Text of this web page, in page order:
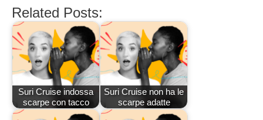
Related Posts:
Suri Cruise indossa
scarpe con tacco
Suri Cruise non ha le
scarpe adatte